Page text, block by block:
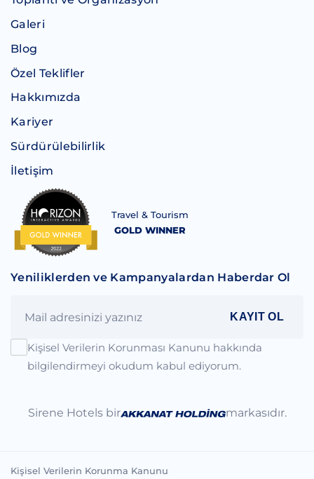
Galeri
Blog
Özel Teklifler
Hakkımızda
Kariyer
Sürdürülebilirlik
İletişim
Travel & Tourism
GOLD WINNER
Yeniliklerden ve Kampanyalardan Haberdar Ol
KAYIT OL
Kişisel Verilerin Korunması Kanunu hakkında
bilgilendirmeyi okudum kabul ediyorum.
Sirene Hotels bir markasıdır.
Kişisel Verilerin Korunma Kanunu